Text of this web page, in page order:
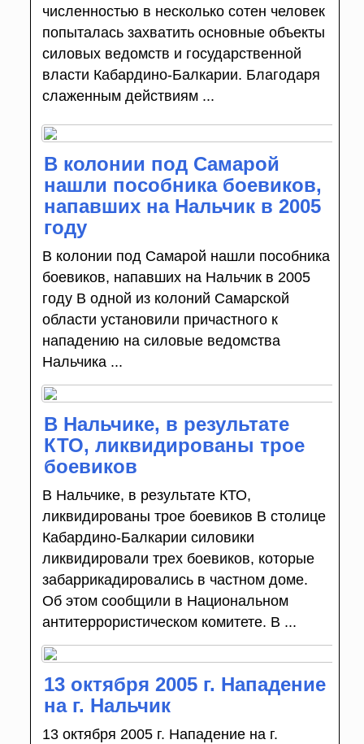
численностью в несколько сотен человек
попыталась захватить основные объекты
силовых ведомств и государственной
власти Кабардино-Балкарии. Благодаря
слаженным действиям ...
В колонии под Самарой
нашли пособника боевиков,
напавших на Нальчик в 2005
году
В колонии под Самарой нашли пособника
боевиков, напавших на Нальчик в 2005
году В одной из колоний Самарской
области установили причастного к
нападению на силовые ведомства
Нальчика ...
В Нальчике, в результате
КТО, ликвидированы трое
боевиков
В Нальчике, в результате КТО,
ликвидированы трое боевиков В столице
Кабардино-Балкарии силовики
ликвидировали трех боевиков, которые
забаррикадировались в частном доме.
Об этом сообщили в Национальном
антитеррористическом комитете. В ...
13 октября 2005 г. Нападение
на г. Нальчик
13 октября 2005 г. Нападение на г.